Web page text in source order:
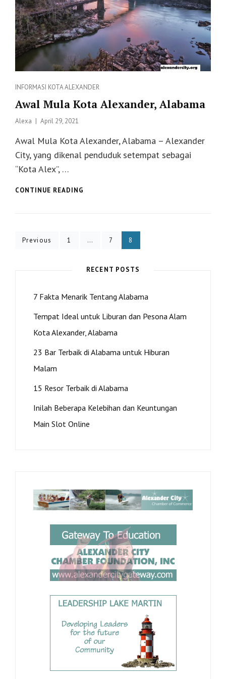
Categories
INFORMASI KOTA ALEXANDER
Awal Mula Kota Alexander, Alabama
Alexa
Posted
April 29, 2021
Awal Mula Kota Alexander, Alabama – Alexander
City, yang dikenal penduduk setempat sebagai
“Kota Alex”, …
CONTINUE READING
Posts
Previous Page
1 … Page
7 Page
8
RECENT POSTS
7 Fakta Menarik Tentang Alabama
Tempat Ideal untuk Liburan dan Pesona Alam
Kota Alexander, Alabama
23 Bar Terbaik di Alabama untuk Hiburan
Malam
15 Resor Terbaik di Alabama
Inilah Beberapa Kelebihan dan Keuntungan
Main Slot Online